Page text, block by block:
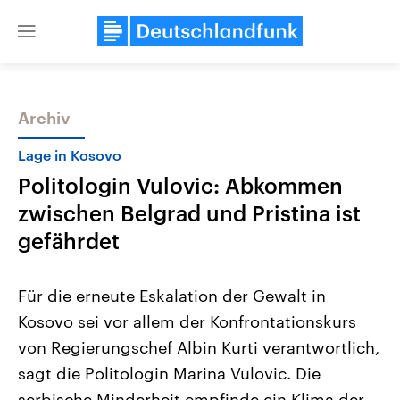
Close
Themen
2026
Alle Informationen
Sachsen-Anhalt wählt am 6.
September 2026 einen neuen
Landtag. Seit 2021 wird das
Bundesland von einer Koalition aus
Aktuelle Beiträge,
Hintergründe
Wirtschaftlich und
gehören die Vereinigten
den mächtigsten Ländern
mit großem Einfluss auf
Archiv
Lage in Kosovo
Politologin Vulovic: Abkommen
zwischen Belgrad und Pristina ist
gefährdet
Für die erneute Eskalation der Gewalt in
Kosovo sei vor allem der Konfrontationskurs
von Regierungschef Albin Kurti verantwortlich,
sagt die Politologin Marina Vulovic. Die